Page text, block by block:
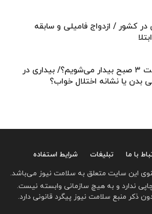
در کشور / ازدواج‌ فامیلی و سابقه
چرا بعضی شب‌ها ساعت ۳ صبح بیدار می‌شویم؟/ بیداری در
یا نشانه اختلال خواب؟
با ما تبلیغات
شرایط استفاده
این سایت متعلق به سلامت نیوز می‌باشد.
ندارد و به هیچ سازمانی وابسته نیست.
ذکر منبع سلامت نیوز پیگرد قانونی دارد.